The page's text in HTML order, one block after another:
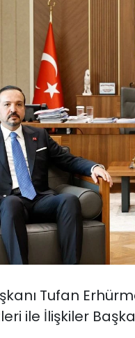
Tufan
ile İlişkiler